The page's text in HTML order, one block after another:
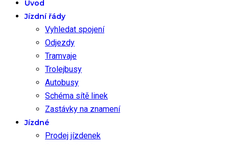
Úvod
Jízdní řády
Vyhledat spojení
Odjezdy
Tramvaje
Trolejbusy
Autobusy
Schéma sítě linek
Zastávky na znamení
Jízdné
Prodej jízdenek